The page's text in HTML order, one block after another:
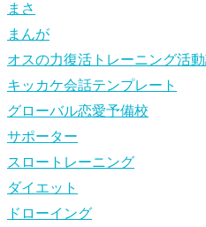
まさ
まんが
オスの力復活トレーニング活
キッカケ会話テンプレート
グローバル恋愛予備校
サポーター
スロートレーニング
ダイエット
ドローイング